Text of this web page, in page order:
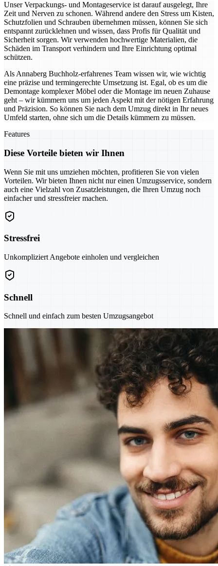
Unser Verpackungs- und Montageservice ist darauf ausgelegt, Ihre
Zeit und Nerven zu schonen. Während andere den Stress um Kisten,
Schutzfolien und Schrauben übernehmen müssen, können Sie sich
entspannt zurücklehnen und wissen, dass Profis für Qualität und
Sicherheit sorgen. Wir verwenden hochwertige Materialien, die
Schäden im Transport verhindern und Ihre Einrichtung optimal
schützen.
Als Annaberg Buchholz-erfahrenes Team wissen wir, wie wichtig
eine präzise und termingerechte Umsetzung ist. Egal, ob es um die
Demontage komplexer Möbel oder die Montage im neuen Zuhause
geht – wir kümmern uns um jeden Aspekt mit der nötigen Erfahrung
und Präzision. So können Sie nach dem Umzug direkt in Ihr neues
Umfeld starten, ohne sich um die Details kümmern zu müssen.
Features
Diese Vorteile bieten wir Ihnen
Wenn Sie mit uns umziehen möchten, profitieren Sie von vielen
Vorteilen. Wir bieten Ihnen nicht nur einen Umzugsservice, sondern
auch eine Vielzahl von Zusatzleistungen, die Ihren Umzug noch
einfacher und stressfreier machen.
Stressfrei
Unkompliziert Angebote einholen und vergleichen
Schnell
Schnell und einfach zum besten Umzugsangebot